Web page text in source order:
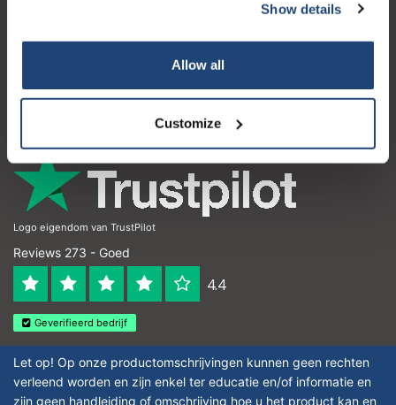
Show details
Allow all
Customize
Contactgegevens
Logo eigendom van TrustPilot
Reviews 273 - Goed
4.4
Geverifieerd bedrijf
Let op! Op onze productomschrijvingen kunnen geen rechten
verleend worden en zijn enkel ter educatie en/of informatie en
zijn geen handleiding of omschrijving hoe u het product kan en